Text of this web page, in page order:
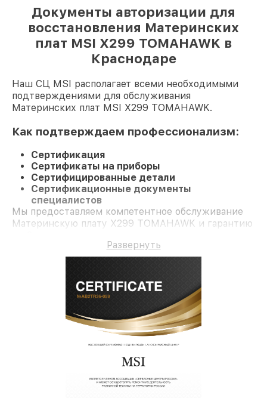
Документы авторизации для
восстановления Материнских
плат MSI X299 TOMAHAWK в
Краснодаре
Наш СЦ MSI располагает всеми необходимыми
подтверждениями для обслуживания
Материнских плат MSI X299 TOMAHAWK.
Как подтверждаем профессионализм:
Сертификация
Сертификаты на приборы
Сертифицированные детали
Сертификационные документы
специалистов
Мы предоставляем компетентное обслуживание
Материнскую плату X299 TOMAHAWK и гарантию
Развернуть